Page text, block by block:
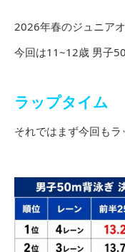
2026年春のジュニア
今回は11~12歳 男子
ラップタイム
それではまず今回もラ